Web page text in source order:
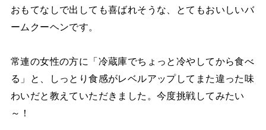
おもてなしで出しても喜ばれそうな、とてもおいしいバ
ームクーヘンです。
常連の女性の方に「冷蔵庫でちょっと冷やしてから食べ
る」と、しっとり食感がレベルアップしてまた違った味
わいだと教えていただきました。今度挑戦してみたい
～！